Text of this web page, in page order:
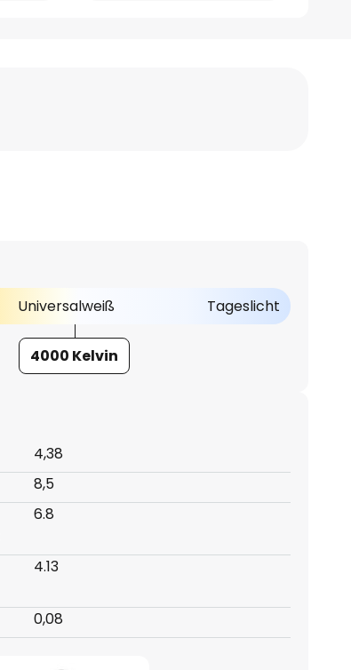
Universalweiß Tageslicht
4000 Kelvin
4,38
8,5
6.8
4.13
0,08